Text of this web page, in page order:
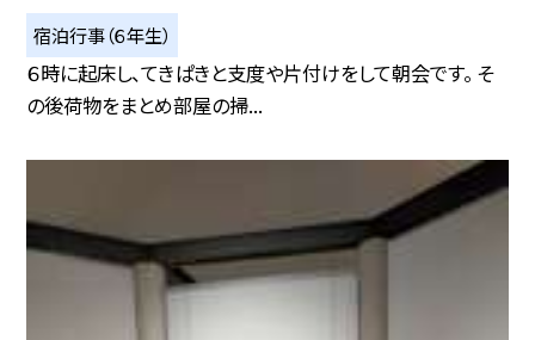
宿泊行事（６年生）
６時に起床し、てきぱきと支度や片付けをして朝会です。 そ
の後荷物をまとめ部屋の掃...